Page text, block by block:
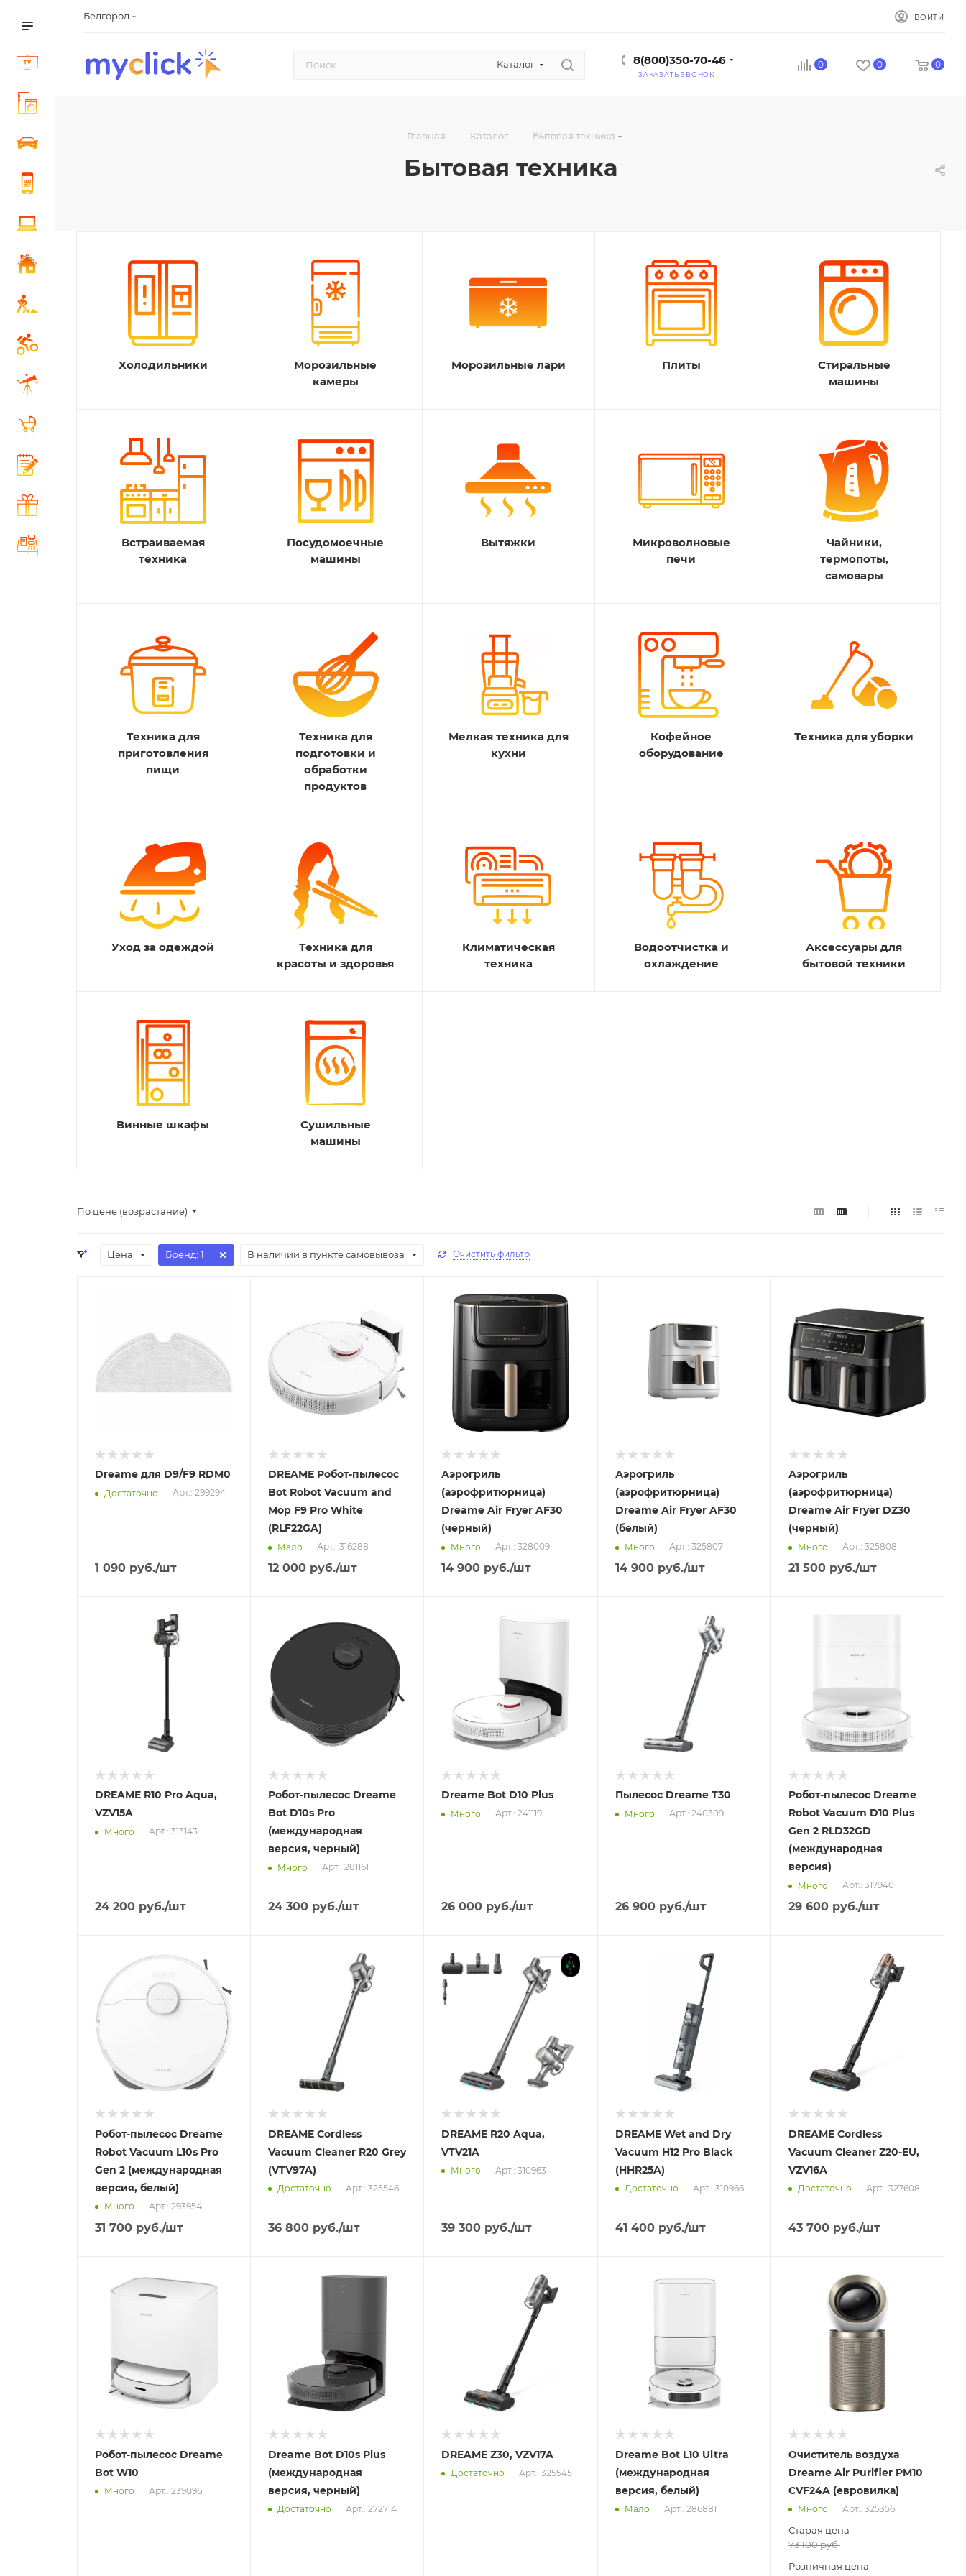
Белгород ВОЙТИ
Каталог 8(800)350-70-46
ЗАКАЗАТЬ ЗВОНОК
0 0 0
Главная — Каталог — Бытовая техника
Бытовая техника
Холодильники
Морозильные
камеры
Морозильные лари Плиты
Стиральные
машины
Встраиваемая
техника
Посудомоечные
машины
Вытяжки
Микроволновые
печи
Чайники,
термопоты,
самовары
Техника для
приготовления
пищи
Техника для
подготовки и
обработки
продуктов
Мелкая техника для
кухни
Кофейное
оборудование
Техника для уборки
Уход за одеждой
Техника для
красоты и здоровья
Климатическая
техника
Водоотчистка и
охлаждение
Аксессуары для
бытовой техники
Винные шкафы
Сушильные
машины
По цене (возрастание)
Цена Бренд: 1 В наличии в пункте самовывоза Очистить фильтр
В наличии в пункте
самовывоза
Нет
Dreame для D9/F9 RDM0
Достаточно Арт.: 299294
1 090 руб./шт
В наличии в пункте
самовывоза
Нет
DREAME Робот-пылесос
Bot Robot Vacuum and
Mop F9 Pro White
(RLF22GA)
Мало Арт.: 316288
12 000 руб./шт
Отправим
11.08.2026
В наличии в пункте
самовывоза
Аэрогриль
(аэрофритюрница)
Dreame Air Fryer AF30
(черный)
Много Арт.: 328009
14 900 руб./шт
В наличии в пункте
Аэрогриль
(аэрофритюрница)
Dreame Air Fryer AF30
(белый)
Много Арт.: 325807
14 900руб./шт
11.08.2026
В наличии в пункте
самовывоза
Нет
Аэрогриль
(аэрофритюрница)
Dreame Air Fryer DZ30
(черный)
Много Арт.: 325808
21 500руб./шт
В наличии в пункте
DREAME R10 Pro Aqua,
VZV15A
Много Арт.: 313143
24 200 руб./шт
13.08.2026
В наличии в пункте
самовывоза
Нет
Робот-пылесос Dreame
Bot D10s Pro
(международная
версия, черный)
Много Арт.: 281161
24 300 руб./шт
Dreame Bot D10 Plus
Много Арт.: 241119
26 000 руб./шт
В наличии в пункте
Пылесос Dreame T30
Много Арт.: 240309
26 900руб./шт
В наличии в пункте
Робот-пылесос Dreame
Robot Vacuum D10 Plus
Gen 2 RLD32GD
(международная
версия)
Много Арт.: 317940
29 600руб./шт
Отправим
13.08.2026
В наличии в пункте
самовывоза
Нет
Робот-пылесос Dreame
Robot Vacuum L10s Pro
Gen 2 (международная
версия, белый)
Много Арт.: 293954
31 700 руб./шт
В наличии в пункте
DREAME Cordless
Vacuum Cleaner R20 Grey
(VTV97A)
Достаточно Арт.: 325546
36 800 руб./шт
Отправим
13.08.2026
В наличии в пункте
DREAME R20 Aqua,
VTV21A
Много Арт.: 310963
39 300 руб./шт
В наличии в пункте
DREAME Wet and Dry
Vacuum H12 Pro Black
(HHR25A)
Достаточно Арт.: 310966
41 400руб./шт
DREAME Cordless
Vacuum Cleaner Z20-EU,
VZV16A
Достаточно Арт.: 327608
43 700руб./шт
Отправим
11.08.2026
В наличии в пункте
Робот-пылесос Dreame
Bot W10
Много Арт.: 239096
Dreame Bot D10s Plus
(международная
версия, черный)
Достаточно Арт.: 272714
DREAME Z30, VZV17A
Достаточно Арт.: 325545
Отправим
Dreame Bot L10 Ultra
(международная
версия, белый)
Мало Арт.: 286881
11.08.2026
В наличии в пункте
самовывоза
Очиститель воздуха
Dreame Air Purifier PM10
CVF24A (евровилка)
Много Арт.: 325356
Старая цена
73 100руб.
Розничная цена